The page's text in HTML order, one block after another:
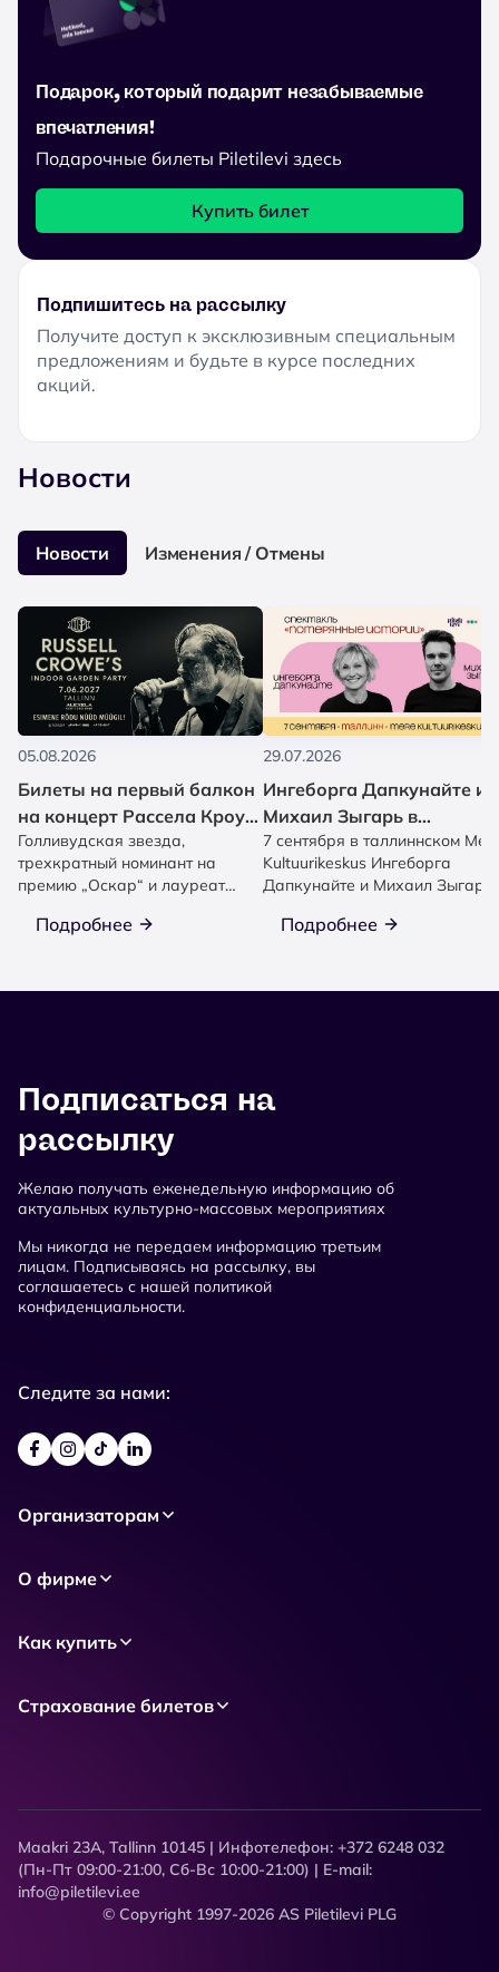
Подарок, который подарит незабываемые
впечатления!
Подарочные билеты Piletilevi здесь
Купить билет
Подпишитесь на рассылку
Получите доступ к эксклюзивным специальным
предложениям и будьте в курсе последних
акций.
Новости
Новости Изменения / Отмены
05.08.2026
Билеты на первый балкон
на концерт Рассела Кроу
уже в продаже!
Голливудская звезда,
трехкратный номинант на
премию „Оскар“ и лауреат
привозит в Таллинн...
Подробнее
29.07.2026
Ингеборга Дапкунайте и
Михаил Зыгарь в
спектакле 'Потерянные
истории'
7 сентября в таллиннском
Kultuurikeskus Ингеборга
Дапкунайте и Михаил Зыгарь
«Потерянные...
Подробнее
Подписаться на
рассылку
Желаю получать еженедельную информацию об
актуальных культурно-массовых мероприятиях
Мы никогда не передаем информацию третьим
лицам. Подписываясь на рассылку, вы
соглашаетесь с нашей политикой
конфиденциальности.
Следите за нами:
Организаторам
О фирме
Как купить
Страхование билетов
Maakri 23A, Tallinn 10145 | Инфотелефон: +372 6248 032
(Пн-Пт 09:00-21:00, Сб-Вс 10:00-21:00) | E-mail:
info@piletilevi.ee
© Copyright 1997-2026 AS Piletilevi PLG